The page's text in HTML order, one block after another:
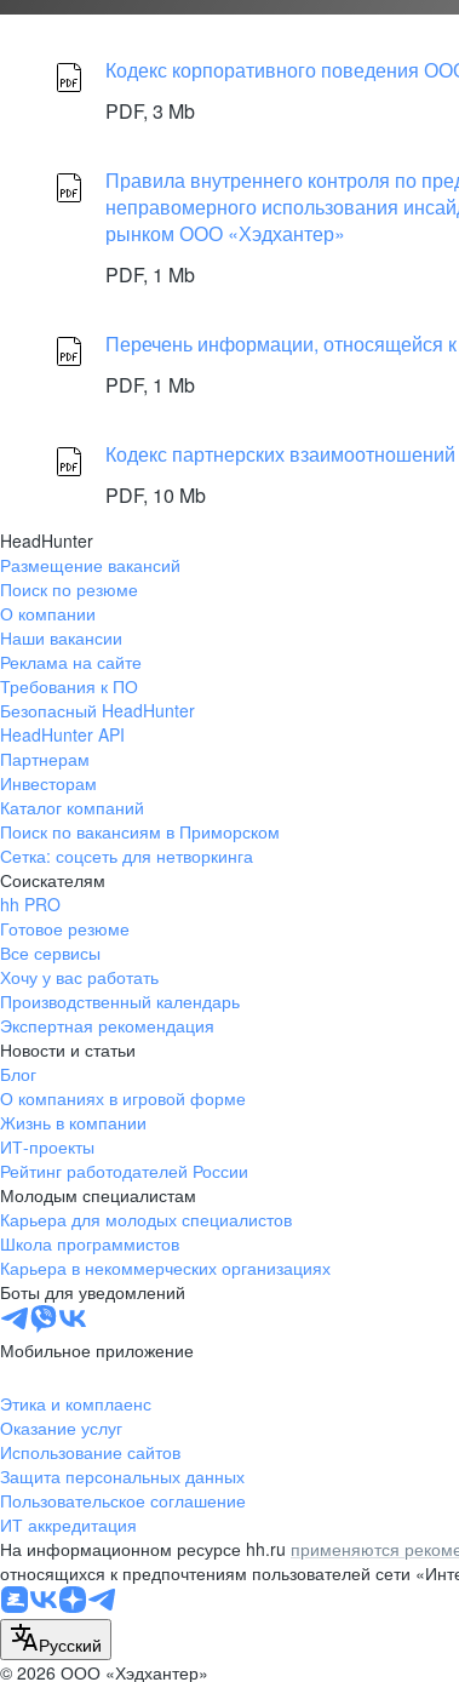
Кодекс корпоративного поведения
PDF, 3 Mb
Правила внутреннего контроля по
неправомерного использования
рынком ООО «Хэдхантер»
PDF, 1 Mb
Перечень информации, относящейся
PDF, 1 Mb
Кодекс партнерских
PDF, 10 Mb
HeadHunter
Размещение вакансий
Поиск по резюме
О компании
Наши вакансии
Реклама на сайте
Требования к ПО
Безопасный HeadHunter
HeadHunter API
Партнерам
Инвесторам
Каталог компаний
Поиск по вакансиям в Приморском
Сетка: соцсеть для нетворкинга
Соискателям
hh PRO
Готовое резюме
Все сервисы
Хочу у вас работать
Производственный календарь
Экспертная рекомендация
Новости и статьи
Блог
О компаниях в игровой форме
Жизнь в компании
ИТ-проекты
Рейтинг работодателей России
Молодым специалистам
Карьера для молодых специалистов
Школа программистов
Карьера в некоммерческих организациях
Боты для уведомлений
Мобильное приложение
Этика и комплаенс
Оказание услуг
Использование сайтов
Защита персональных данных
Пользовательское соглашение
ИТ аккредитация
На информационном ресурсе hh.ru применяются
относящихся к предпочтениям пользователей сети
Русский
© 2026 ООО «Хэдхантер»